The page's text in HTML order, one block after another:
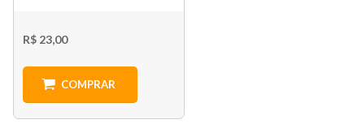
R$ 23,00
COMPRAR